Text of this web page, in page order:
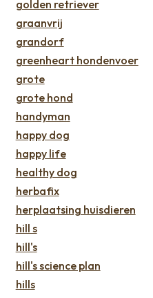
golden retriever
graanvrij
grandorf
greenheart hondenvoer
grote
grote hond
handyman
happy dog
happy life
healthy dog
herbafix
herplaatsing huisdieren
hill s
hill's
hill's science plan
hills